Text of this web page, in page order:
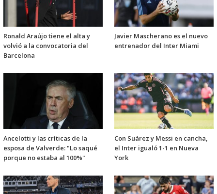
Ronald Araújo tiene el alta y
volvió a la convocatoria del
Barcelona
Javier Mascherano es el nuevo
entrenador del Inter Miami
Ancelotti y las críticas de la
esposa de Valverde: "Lo saqué
porque no estaba al 100%"
Con Suárez y Messi en cancha,
el Inter igualó 1-1 en Nueva
York